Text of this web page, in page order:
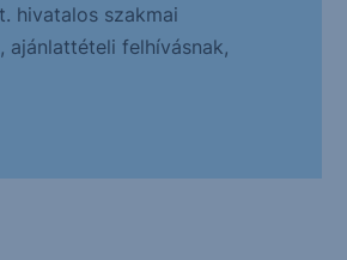
hivatalos szakmai
ajánlattételi felhívásnak,